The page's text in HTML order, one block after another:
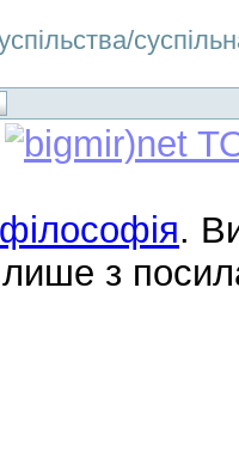
.
лише з